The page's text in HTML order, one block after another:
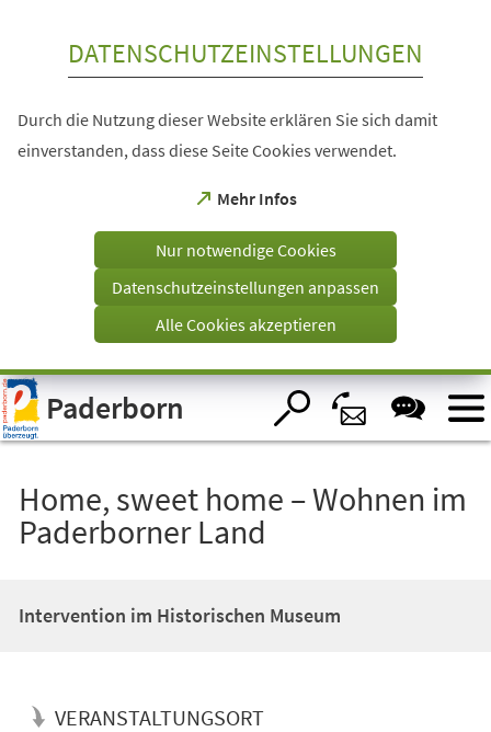
Visuelle
Assistenzsoftware
öffnen.
DATENSCHUTZEINSTELLUNGEN
Durch die Nutzung dieser Website erklären Sie sich damit
einverstanden, dass diese Seite Cookies verwendet.
Mehr Infos
(Öffnet
einem
Tab)
Nur notwendige Cookies
Datenschutzeinstellungen anpassen
Alle Cookies akzeptieren
Paderborn
Home, sweet home – Wohnen im
Paderborner Land
Intervention im Historischen Museum
VERANSTALTUNGSORT